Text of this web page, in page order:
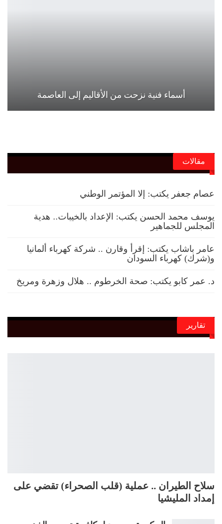
أسماء فنية نزحت من الأقاليم إلى العاصمة
مقالات
عصام جعفر يكتب: إلا المؤتمر الوطني
يوسف محمد الحسن يكتب: الإعداد بالخيبات.. هدية
المجلس للجماهير
عامر باشاب يكتب: إقرأ وقارن .. شركة كهرباء ألمانيا
و(شرك) كهرباء السودان
د. عمر كابو يكتب: صحة الخرطوم .. هلال وزهرة ومريخ
تقارير
سلاح الطيران .. عملية (قلب الصحراء) تقضي على
إمداد المليشيا